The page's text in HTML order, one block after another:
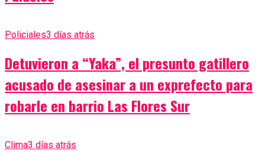
Policiales3 días atrás
Detuvieron a “Yaka”, el presunto gatillero
acusado de asesinar a un exprefecto para
robarle en barrio Las Flores Sur
Clima3 días atrás